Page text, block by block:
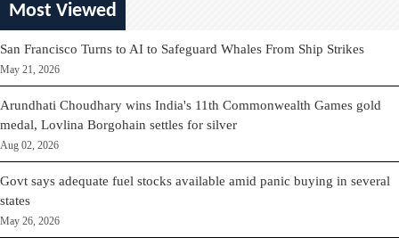
Most Viewed
San Francisco Turns to AI to Safeguard Whales From Ship Strikes
May 21, 2026
Arundhati Choudhary wins India's 11th Commonwealth Games gold
medal, Lovlina Borgohain settles for silver
Aug 02, 2026
Govt says adequate fuel stocks available amid panic buying in several
states
May 26, 2026